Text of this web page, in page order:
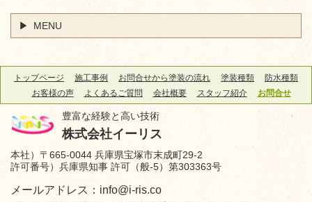
MENU
トップページ 施工事例 お問合せから塗装の流れ 塗装種類
防水種類
お客様の声
よくあるご質問 会社概要 スタッフ紹介 お問合せ
豊富な経験と高い技術
株式会社イーリス
本社）〒665-0044 兵庫県宝塚市末成町29-2
許可番号）兵庫県知事 許可（般-5）第303363号
メールアドレス：info@i-ris.co